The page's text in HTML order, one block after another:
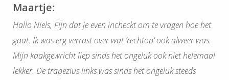
Maartje:
Hallo Niels, Fijn dat je even incheckt om te vragen hoe het
gaat. Ik was erg verrast over wat ‘rechtop’ ook alweer was.
Mijn kaakgewricht liep sinds het ongeluk ook niet helemaal
lekker. De trapezius links was sinds het ongeluk steeds